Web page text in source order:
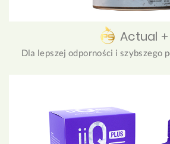
Actual +
Dla lepszej odporności i szybszego